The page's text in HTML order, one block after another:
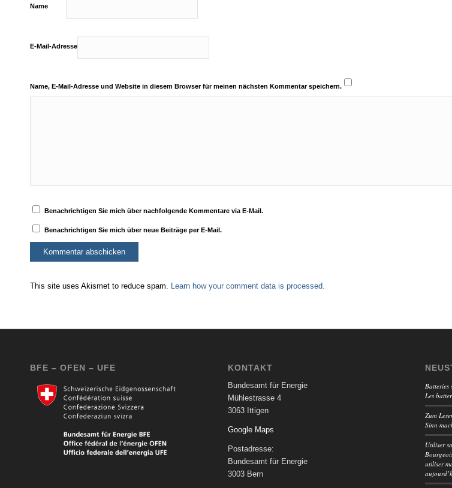
Name
E-Mail-Adresse
Name, E-Mail-Adresse und Website in diesem Browser für meinen nächsten Kommentar speichern.
Benachrichtigen Sie mich über nachfolgende Kommentare via E-Mail.
Benachrichtigen Sie mich über neue Beiträge per E-Mail.
This site uses Akismet to reduce spam. Learn how your comment data is processed.
BFE – OFEN – UFE KONTAKT
Bundesamt für Energie
Mühlestrasse 4
3063 Ittigen
Google Maps
Postadresse:
Bundesamt für Energie
3003 Bern
Batteries
Les
Zum
Sinn
Utiliser
utiliser